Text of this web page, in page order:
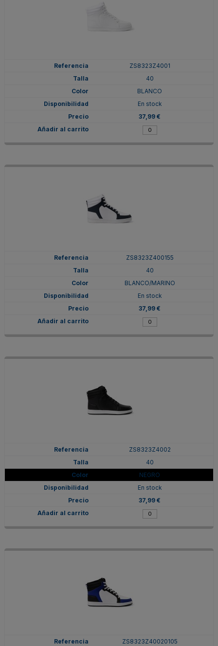
ZS8323Z4001
40
BLANCO
En stock
37,99 €
ZS8323Z400155
40
BLANCO/MARINO
En stock
37,99 €
ZS8323Z4002
40
NEGRO
En stock
37,99 €
ZS8323Z40020105